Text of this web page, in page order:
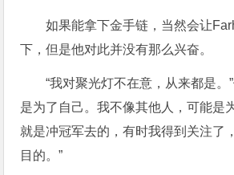
如果能拿下金手链，当然会让
下，但是他对此并没有那么兴奋。
“我对聚光灯不在意，从来都是。
是为了自己。我不像其他人，可能是
就是冲冠军去的，有时我得到关注了
目的。”